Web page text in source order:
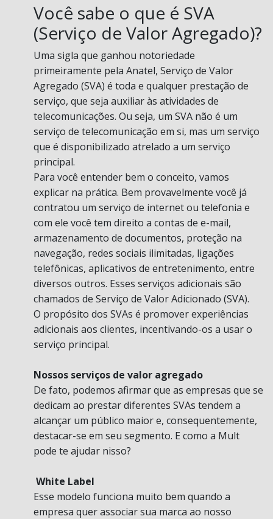
Você sabe o que é SVA
(Serviço de Valor Agregado)?
Uma sigla que ganhou notoriedade
primeiramente pela Anatel, Serviço de Valor
Agregado (SVA) é toda e qualquer prestação de
serviço, que seja auxiliar às atividades de
telecomunicações. Ou seja, um SVA não é um
serviço de telecomunicação em si, mas um serviço
que é disponibilizado atrelado a um serviço
principal.
Para você entender bem o conceito, vamos
explicar na prática. Bem provavelmente você já
contratou um serviço de internet ou telefonia e
com ele você tem direito a contas de e-mail,
armazenamento de documentos, proteção na
navegação, redes sociais ilimitadas, ligações
telefônicas, aplicativos de entretenimento, entre
diversos outros. Esses serviços adicionais são
chamados de Serviço de Valor Adicionado (SVA).
O propósito dos SVAs é promover experiências
adicionais aos clientes, incentivando-os a usar o
serviço principal.
Nossos serviços de valor agregado
De fato, podemos afirmar que as empresas que se
dedicam ao prestar diferentes SVAs tendem a
alcançar um público maior e, consequentemente,
destacar-se em seu segmento. E como a Mult
pode te ajudar nisso?
White Label
Esse modelo funciona muito bem quando a
empresa quer associar sua marca ao nosso